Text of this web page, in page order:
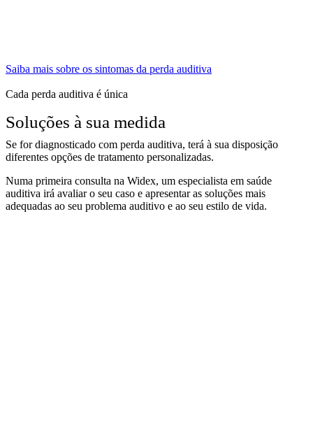
Saiba mais sobre os sintomas da perda auditiva
Cada perda auditiva é única
Soluções à sua medida
Se for diagnosticado com perda auditiva, terá à sua disposição
diferentes opções de tratamento personalizadas.
Numa primeira consulta na Widex, um especialista em saúde
auditiva irá avaliar o seu caso e apresentar as soluções mais
adequadas ao seu problema auditivo e ao seu estilo de vida.